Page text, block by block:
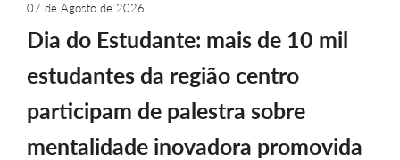
07 de Agosto de 2026
Dia do Estudante: mais de 10 mil
estudantes da região centro
participam de palestra sobre
mentalidade inovadora promovida